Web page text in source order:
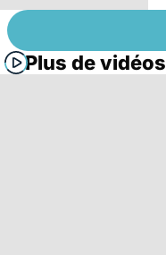
Plus de vidéos